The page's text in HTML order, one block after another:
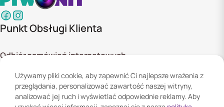
Punkt Obsługi Klienta
Odbiór zamówień internetowych
02-285 Warszawa
Godziny otwarcia:
Pn. - Pt. 08:00 - 16:00
Używamy pliki cookie, aby zapewnić Ci najlepsze wrażenia z
przeglądania, personalizować zawartość naszej witryny,
analizować jej ruch i wyświetlać odpowiednie reklamy. Aby